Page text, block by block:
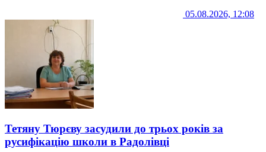
05.08.2026, 12:08
Тетяну Тюрєву засудили до трьох років за
русифікацію школи в Радолівці